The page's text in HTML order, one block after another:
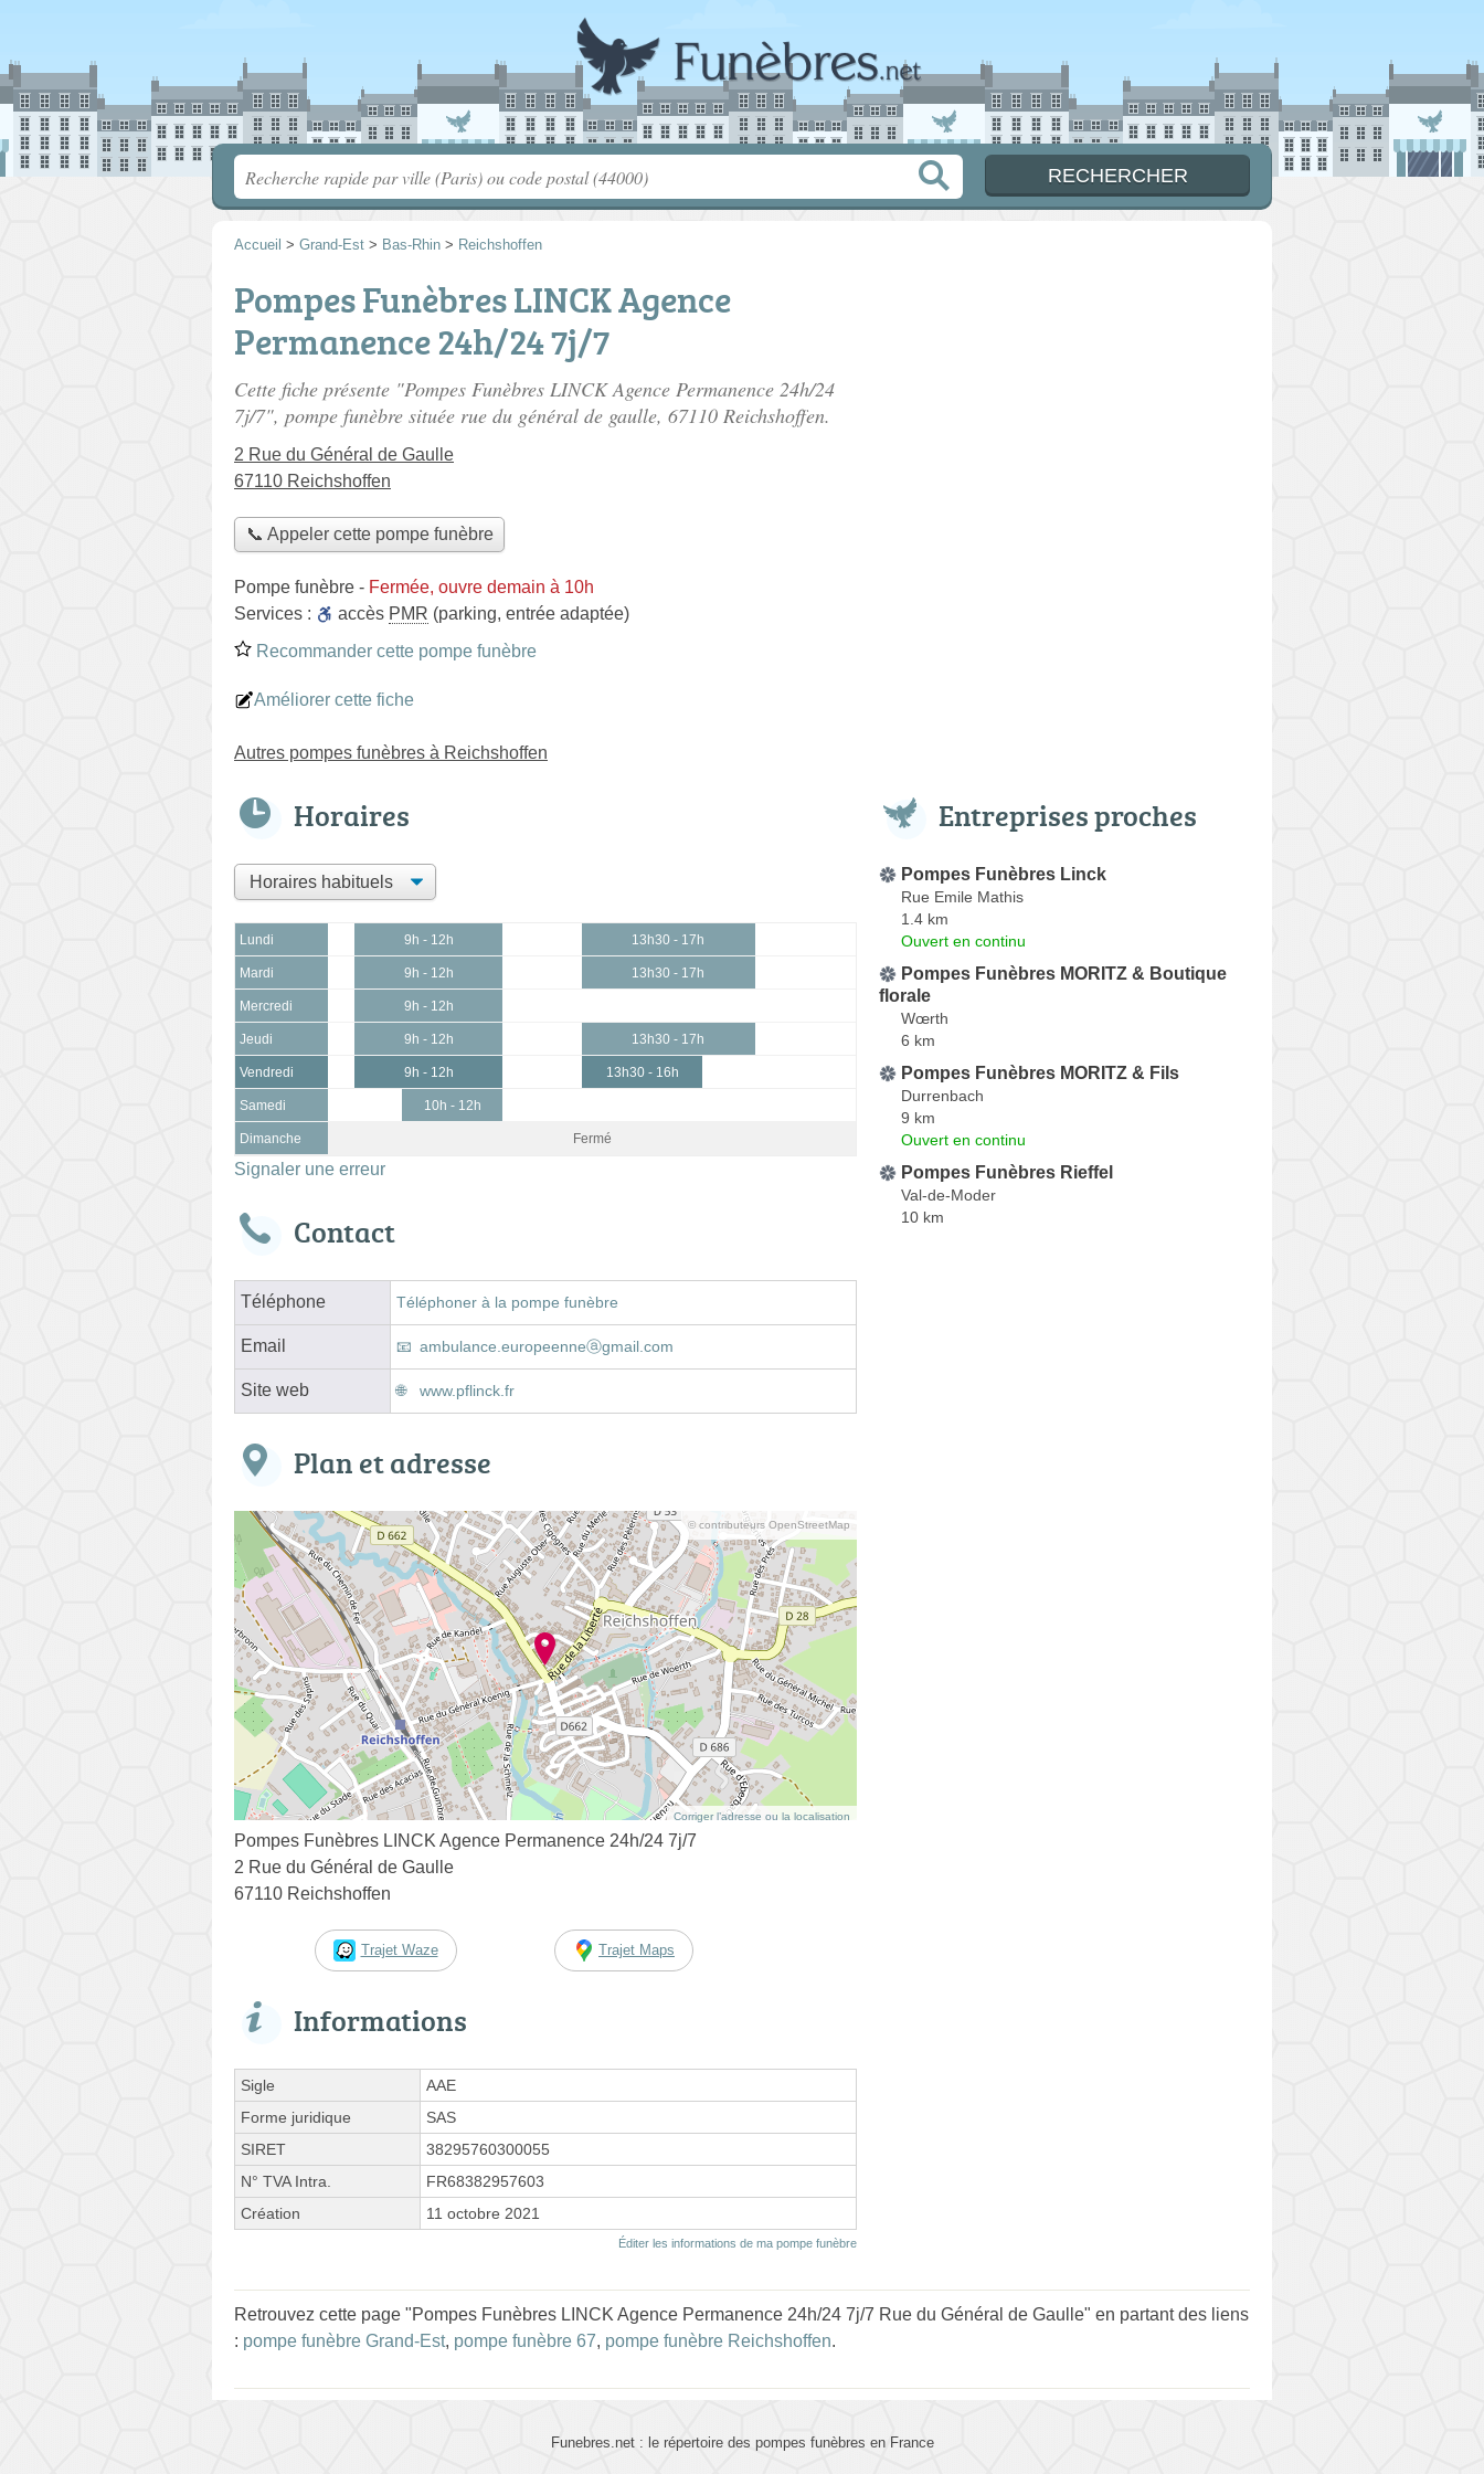
Accueil > Grand-Est > Bas-Rhin > Reichshoffen
Pompes Funèbres LINCK Agence
Permanence 24h/24 7j/7
Cette fiche présente "Pompes Funèbres LINCK Agence Permanence 24h/24
7j/7", pompe funèbre située rue du général de gaulle, 67110 Reichshoffen.
2 Rue du Général de Gaulle
67110 Reichshoffen
📞 Appeler cette pompe funèbre
Pompe funèbre - Fermée, ouvre demain à 10h
Services :
accès PMR (parking, entrée adaptée)
Recommander cette pompe funèbre
Améliorer cette fiche
Autres pompes funèbres à Reichshoffen
Horaires
Lundi 9h - 12h 13h30 - 17h
Mardi 9h - 12h 13h30 - 17h
Mercredi 9h - 12h
Jeudi 9h - 12h 13h30 - 17h
Vendredi 9h - 12h 13h30 - 16h
Samedi 10h - 12h
Dimanche Fermé
Signaler une erreur
Contact
Téléphone Téléphoner à la pompe funèbre
Email ambulance.europeenneⓐgmail.com
Site web www.pflinck.fr
Plan et adresse
© contributeurs OpenStreetMap
Corriger l’adresse ou la localisation
Pompes Funèbres LINCK Agence Permanence 24h/24 7j/7
2 Rue du Général de Gaulle
67110 Reichshoffen
Trajet Waze Trajet Maps
Informations
Sigle
AAE
Forme juridique
SAS
SIRET
38295760300055
N° TVA Intra.
FR68382957603
Création
11 octobre 2021
Éditer les informations de ma pompe funèbre
Entreprises proches
Pompes Funèbres Linck
Rue Emile Mathis
1.4 km
Ouvert en continu
Pompes Funèbres MORITZ & Boutique
florale
Wœrth
6 km
Pompes Funèbres MORITZ & Fils
Durrenbach
9 km
Ouvert en continu
Pompes Funèbres Rieffel
Val-de-Moder
10 km
Retrouvez cette page "Pompes Funèbres LINCK Agence Permanence 24h/24 7j/7 Rue du Général de Gaulle" en partant des liens
: pompe funèbre Grand-Est, pompe funèbre 67, pompe funèbre Reichshoffen.
Funebres.net : le répertoire des pompes funèbres en France